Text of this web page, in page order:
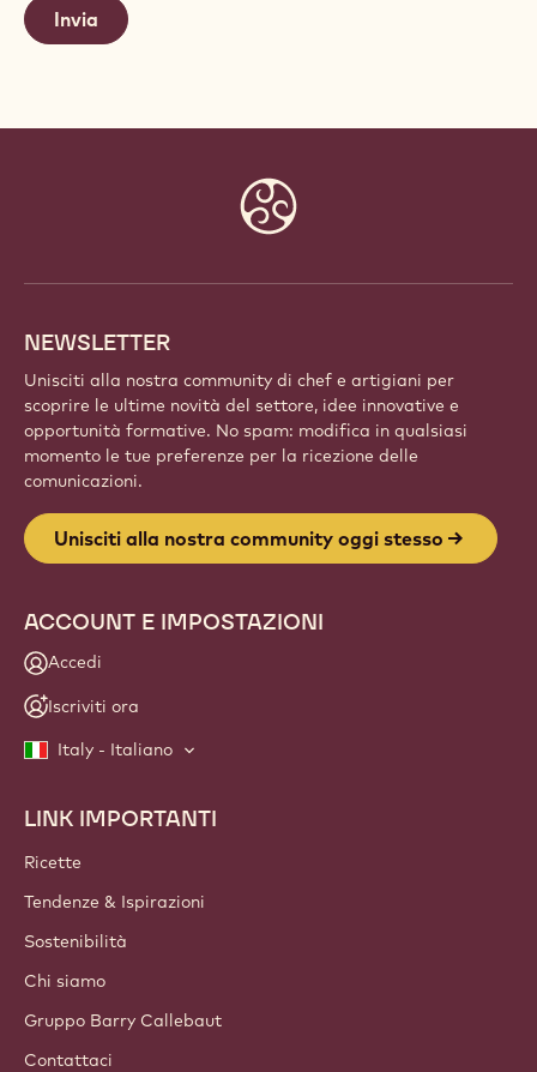
NEWSLETTER
Unisciti alla nostra community di chef e artigiani per
scoprire le ultime novità del settore, idee innovative e
opportunità formative. No spam: modifica in qualsiasi
momento le tue preferenze per la ricezione delle
comunicazioni.
Unisciti alla nostra community oggi stesso
ACCOUNT E IMPOSTAZIONI
Accedi
Iscriviti ora
Italy - Italiano
Footer
Callebaut
LINK IMPORTANTI
Ricette
Tendenze & Ispirazioni
Sostenibilità
Chi siamo
Gruppo Barry Callebaut
Contattaci